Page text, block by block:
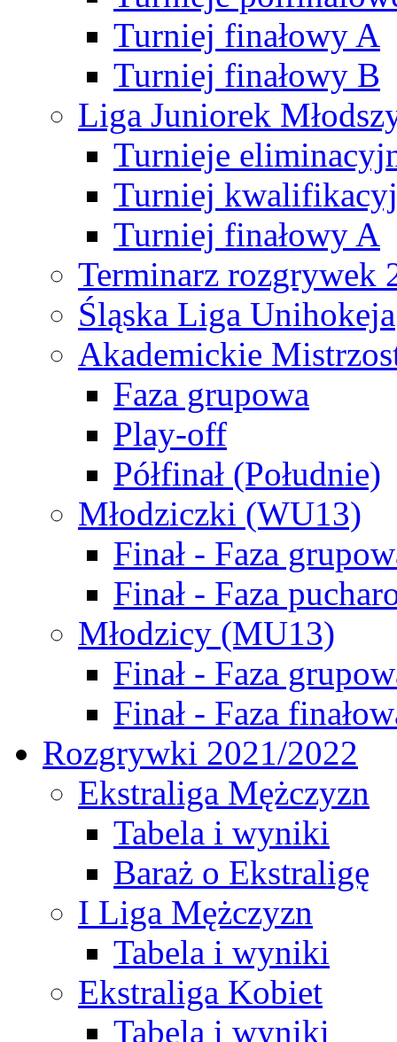
Turniej finałowy A
Turniej finałowy B
Liga Juniorek
Turnieje
Turniej
Turniej finałowy A
Terminarz rozgrywek
Śląska Liga Unihokeja
Akademickie
Faza grupowa
Play-off
Półfinał (Południe)
Młodziczki (WU13)
Finał - Faza
Finał - Faza
Młodzicy (MU13)
Finał - Faza
Finał - Faza
Rozgrywki 2021/2022
Ekstraliga Mężczyzn
Tabela i wyniki
Baraż o Ekstraligę
I Liga Mężczyzn
Tabela i wyniki
Ekstraliga Kobiet
Tabela i wyniki